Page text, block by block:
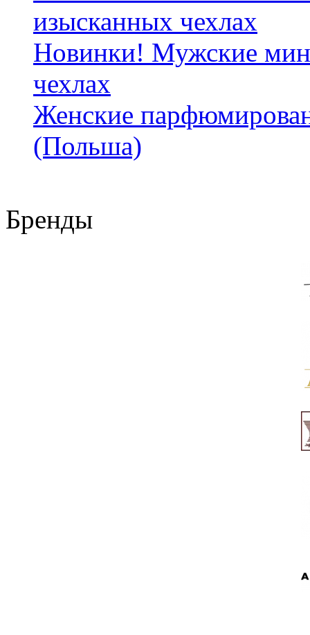
изысканных чехлах
Новинки! Мужские
чехлах
Женские
(Польша)
Бренды